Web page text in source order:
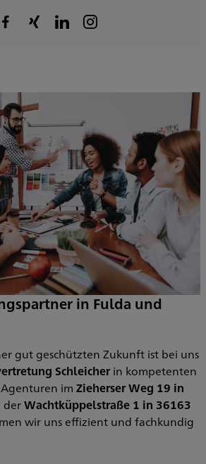
in Fulda und
gut geschützten Zukunft ist bei uns
Schleicherin kompetenten
im Zieherser Weg 19 in
derWachtküppelstraße 1 in 36163
wir uns effizient und fachkundig